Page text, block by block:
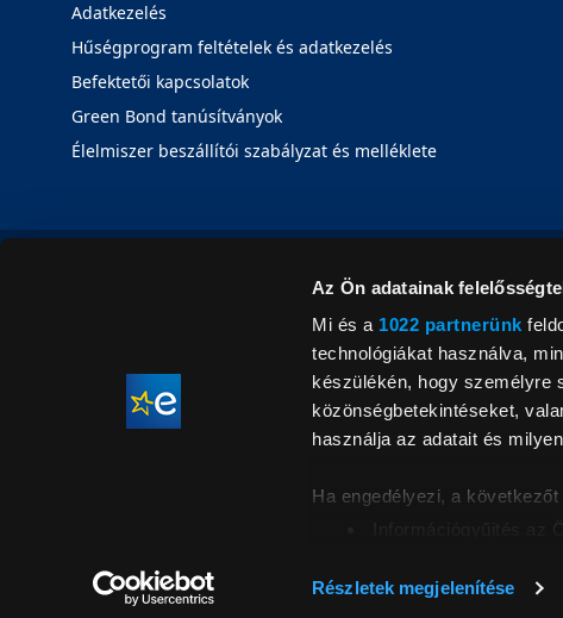
Az Ön adatainak
Mi és a 1022 partnerünk
technológiákat használva,
készülékén, hogy személyre
közönségbetekintéseket,
használja az adatait és
Ha engedélyezi, a
ellenőrzésével
Részletek megjelenítése
Adatkezelés
Hűségprogram feltételek és adatkezelés
Befektetői kapcsolatok
Green Bond tanúsítványok
Élelmiszer beszállítói szabályzat és melléklete
feltüntetett árak,